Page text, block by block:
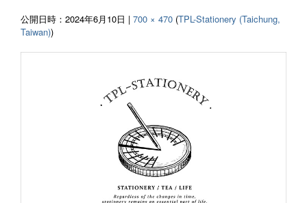
公開日時： 2024年6月10日 | 700 × 470 (TPL-Stationery (Taichung,
Taiwan))